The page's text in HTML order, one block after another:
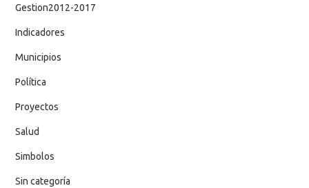
Gestion2012-2017
Indicadores
Municipios
Política
Proyectos
Salud
Simbolos
Sin categoría